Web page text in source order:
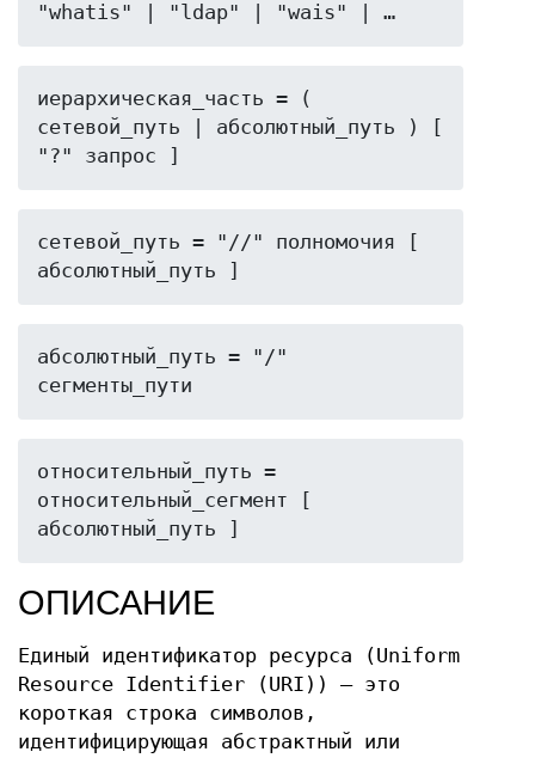
"whatis" | "ldap" | "wais" | …
иерархическая_часть = (
сетевой_путь | абсолютный_путь ) [
"?" запрос ]
сетевой_путь = "//" полномочия [
абсолютный_путь ]
абсолютный_путь = "/"
сегменты_пути
относительный_путь =
относительный_сегмент [
абсолютный_путь ]
ОПИСАНИЕ
Единый идентификатор ресурса (Uniform
Resource Identifier (URI)) — это
короткая строка символов,
идентифицирующая абстрактный или